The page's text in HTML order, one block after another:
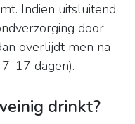
Indien uitsluitend
door
overlijdt men na
17 dagen).
drinkt?